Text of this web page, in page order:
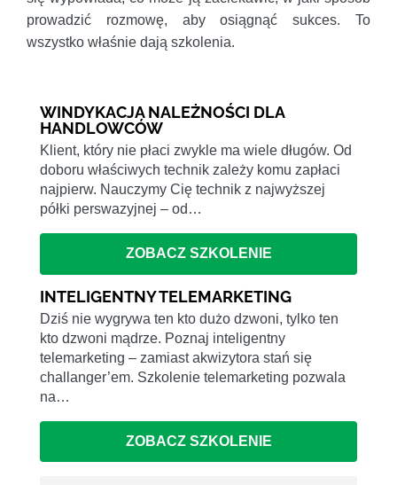
prowadzić rozmowę, aby osiągnąć sukces. To
wszystko właśnie dają szkolenia.
WINDYKACJA NALEŻNOŚCI DLA
HANDLOWCÓW
Klient, który nie płaci zwykle ma wiele długów. Od
doboru właściwych technik zależy komu zapłaci
najpierw. Nauczymy Cię technik z najwyższej
półki perswazyjnej – od…
ZOBACZ SZKOLENIE
INTELIGENTNY TELEMARKETING
Dziś nie wygrywa ten kto dużo dzwoni, tylko ten
kto dzwoni mądrze. Poznaj inteligentny
telemarketing – zamiast akwizytora stań się
challanger’em. Szkolenie telemarketing pozwala
na…
ZOBACZ SZKOLENIE